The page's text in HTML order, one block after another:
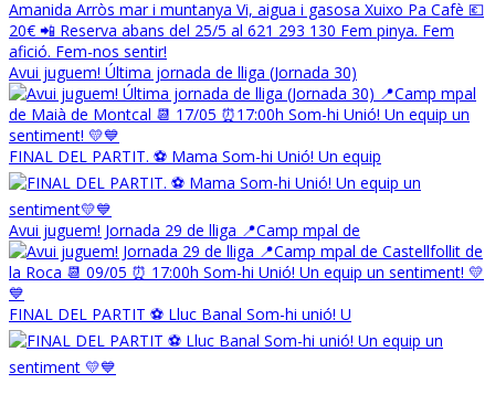
Avui juguem! Última jornada de lliga (Jornada 30)
FINAL DEL PARTIT. ⚽️ Mama Som-hi Unió! Un equip
Avui juguem! Jornada 29 de lliga 📍Camp mpal de
FINAL DEL PARTIT ⚽️ Lluc Banal Som-hi unió! U